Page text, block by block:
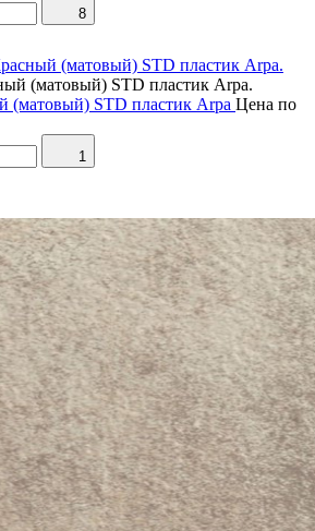
8
(матовый) STD пластик Arpa Цена по
1